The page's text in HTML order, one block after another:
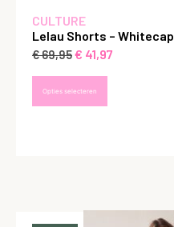
CULTURE
Lelau Shorts – Whitecap
€69,95€ 41,97
Opties selecteren